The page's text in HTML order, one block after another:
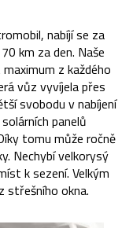
nabíjí se za
km za den. Naše
z každého
vůz vyvíjela přes
svobodu v nabíjení
panelů
tomu může ročně
Nechybí velkorysý
k sezení. Velkým
střešního okna.